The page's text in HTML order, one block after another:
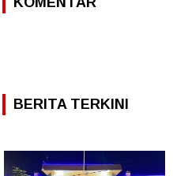
BERITA TERKINI